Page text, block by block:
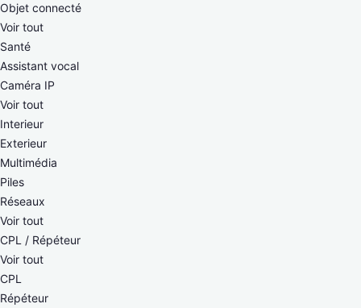
Objet connecté
Voir tout
Santé
Assistant vocal
Caméra IP
Voir tout
Interieur
Exterieur
Multimédia
Piles
Réseaux
Voir tout
CPL / Répéteur
Voir tout
CPL
Répéteur